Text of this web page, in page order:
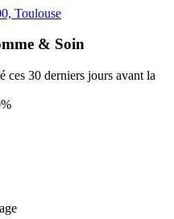
Toulouse
& Soin
ces 30 derniers jours avant la